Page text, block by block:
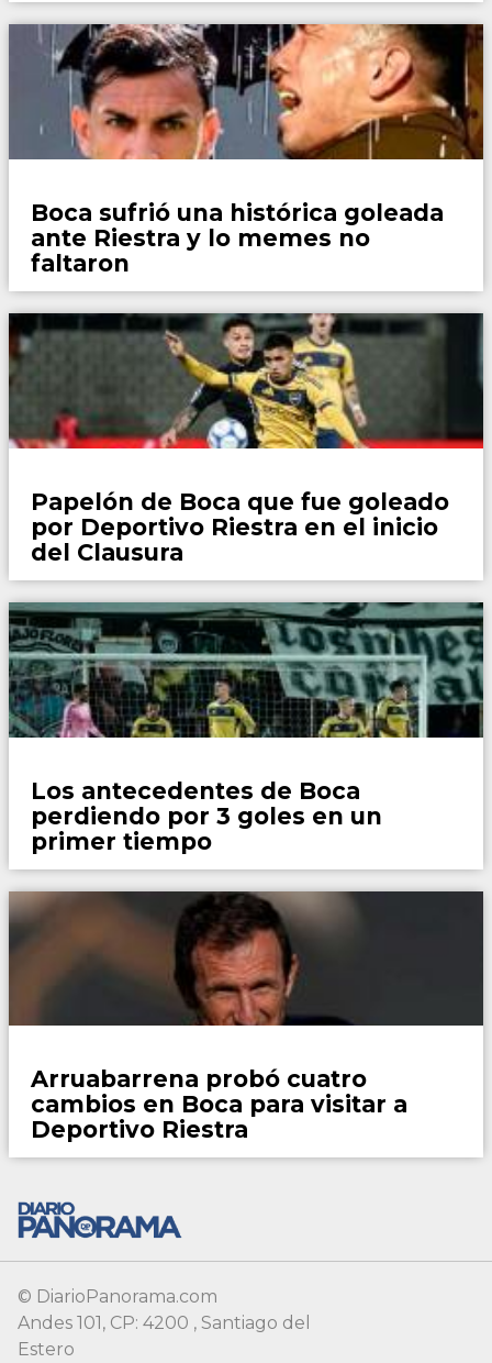
© DiarioPanorama.com
Andes 101, CP: 4200 , Santiago del
Estero